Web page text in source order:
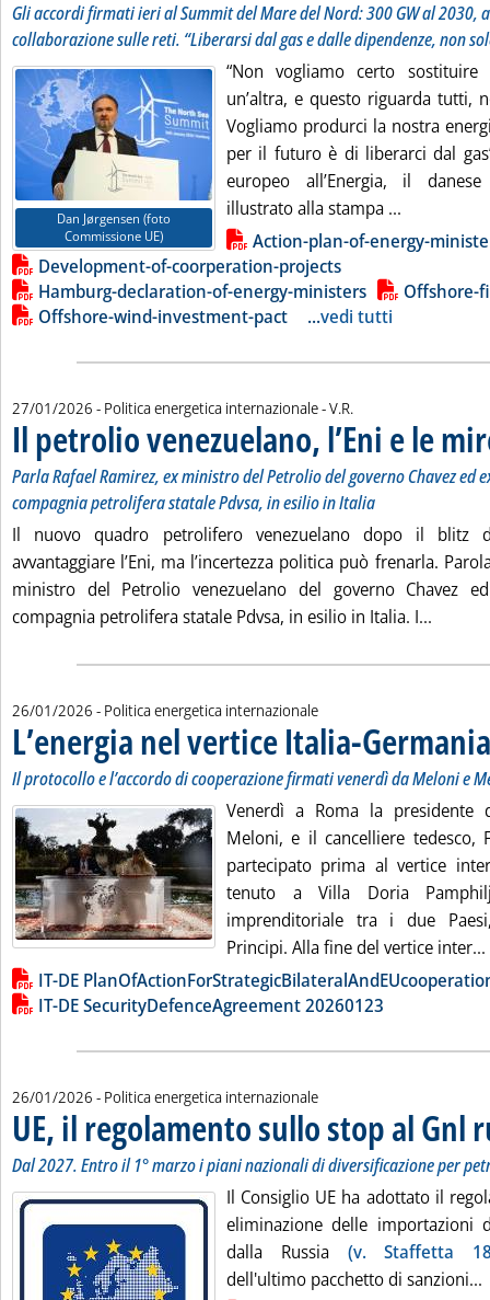
Gli accordi firmati ieri al Summit del Mare del Nord: 300 GW al 2030,
collaborazione sulle reti. “Liberarsi dal gas e dalle dipendenze, non
Dan Jørgensen (foto
Commissione UE)
“Non vogliamo certo sostituire
un’altra, e questo riguarda tutti,
Vogliamo produrci la nostra
per il futuro è di liberarci dal
europeo all’Energia, il
illustrato alla stampa ...
Lista allegati PDF alla notiziaAction-plan-of-energy-
Development-of-coorperation-projects
Hamburg-declaration-of-energy-ministers
Offshore-
Offshore-wind-investment-pact
...vedi tutti
27/01/2026 - Politica energetica internazionale -di:
V.R.
Il petrolio venezuelano, l’Eni e le
Parla Rafael Ramirez, ex ministro del Petrolio del governo Chavez ed
compagnia petrolifera statale Pdvsa, in esilio in Italia
Il nuovo quadro petrolifero venezuelano dopo il blitz
avvantaggiare l’Eni, ma l’incertezza politica può frenarla.
ministro del Petrolio venezuelano del governo Chavez
compagnia petrolifera statale Pdvsa, in esilio in Italia. I...
26/01/2026 - Politica energetica internazionale
L’energia nel vertice Italia-Germania
Il protocollo e l’accordo di cooperazione firmati venerdì da Meloni e
Venerdì a Roma la presidente
Meloni, e il cancelliere tedesco,
partecipato prima al vertice
tenuto a Villa Doria
imprenditoriale tra i due
Principi. Alla fine del vertice inter...
Lista allegati PDF alla notizia
IT-DE
IT-DE SecurityDefenceAgreement 20260123
26/01/2026 - Politica energetica internazionale
UE, il regolamento sullo stop al Gnl
Dal 2027. Entro il 1° marzo i piani nazionali di diversificazione per
Il Consiglio UE ha adottato il
eliminazione delle importazioni
dalla Russia (v. Staffetta
dell'ultimo pacchetto di sanzioni...